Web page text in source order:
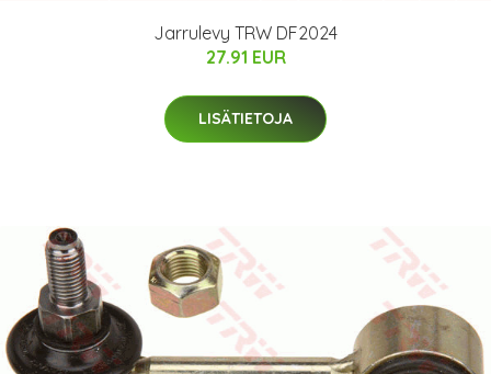
Jarrulevy TRW DF2024
27.91 EUR
LISÄTIETOJA